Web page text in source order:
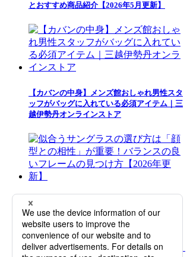
とおすすめ商品紹介【2026年5月更新】
【カバンの中身】メンズ館おしゃれ男性スタ
ッフがバッグに入れている必須アイテム｜三
越伊勢丹オンラインストア
似合うサングラスの選び方は「顔型との相
性」が重要！バランスの良いフレームの見つ
け方【2026年更新】